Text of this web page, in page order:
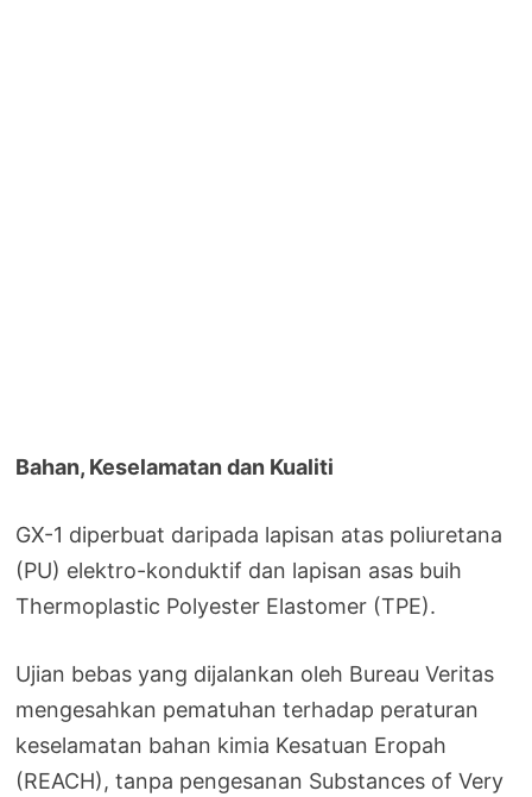
Bahan, Keselamatan dan Kualiti
GX-1 diperbuat daripada lapisan atas poliuretana
(PU) elektro-konduktif dan lapisan asas buih
Thermoplastic Polyester Elastomer (TPE).
Ujian bebas yang dijalankan oleh Bureau Veritas
mengesahkan pematuhan terhadap peraturan
keselamatan bahan kimia Kesatuan Eropah
(REACH), tanpa pengesanan Substances of Very